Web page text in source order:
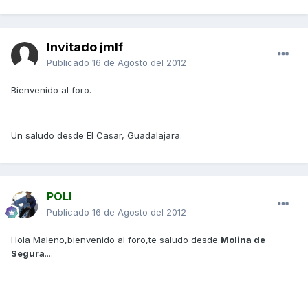
Invitado jmlf
Publicado 16 de Agosto del 2012
Bienvenido al foro.
Un saludo desde El Casar, Guadalajara.
POLI
Publicado 16 de Agosto del 2012
Hola Maleno,bienvenido al foro,te saludo desde Molina de
Segura....